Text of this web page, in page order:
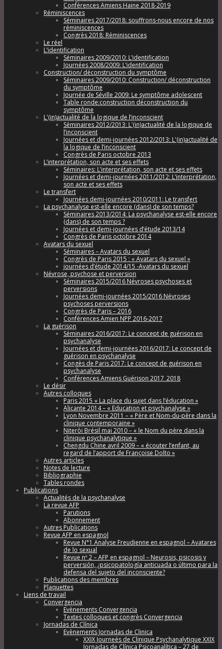
Conférences Amiens Haine 2018-2019
Réminiscences
Séminaires 2017/2018: souffrons-nous encore de nos
réminiscences
Congrès 2018: Réminiscences
Le réel
L’identification
Séminaires 2009/2010: L’identification
Journées 2008/2009: L’identification
Construction/ déconstruction du symptôme
Séminaires 2009/2010: Construction/ déconstruction
du symptôme
Journée de Séville 2009: Le symptôme adolescent
Table ronde:construction déconstruction du
symptôme
L'(in)actualité de la logique de l’inconscient
Séminaires 2012/2013: L'(in)actualité de la logique de
l’inconscient
Journées et demi-journées 2012/2013: L'(in)actualité de
la logique de l’inconscient
Congrès de Paris octobre 2013
L’interprétation, son acte et ses effets
Séminaires: L’interprétation, son acte et ses effets
Journées et demi-journées 2011/2012: L’interprétation,
son acte et ses effets
Le transfert
Journées demi-journées 2010/2011: Le transfert
La psychanalyse est-elle encore (dans) de son temps?
Séminaires 2013/2014: La psychanalyse est-elle encore
(dans) de son temps ?
Journées et demi-journées d’étude 2013/14
Congrès de Paris octobre 2014
Avatars du sexuel
Séminaires – Avatars du sexuel
Congrès de Paris 2015 : « Avatars du sexuel »
journées d’étude 2014/15 -Avatars du sexuel
Névrose, psychose et perversion
Séminaires 2015/2016 Névroses psychoses et
perversions
Journées demi-journées 2015/2016 Névroses
psychoses perversions
Congrès de Paris – 2016
Conférences Amien NPP 2016-2017
La guérison
Séminaires 2016/2017: Le concept de guérison en
psychanalyse
Journées et demi-journées 2016/2017: Le concept de
guérison en psychanalyse
Congès de Paris 2017: Le concept de guérison en
psychanalyse
Conférences Amiens Guérison 2017_2018
Le désir
Autres colloques
Paris 2015 « La place du sujet dans l’éducation »
Alicante 2014 – « Education et psychanalyse »
Lyon Novembre 2011 – « Père et Nom-du-père dans la
clinique contemporaine »
Niteròi Brésil mai 2010 – « le Nom du père dans la
clinique psychanalytique »
Chengdu Chine avril 2009 – « écouter l’enfant, au
regard de l’apport de Françoise Dolto »
Autres articles
Notes de lecture
Bibliographie
Tables rondes
Publications
Actualités de la psychanalyse
La revue AFP
Parutions
Abonnement
Autres Publications
Revue AFP en espagnol
Revue N°1 Analyse Freudienne en espagnol – Avatares
de lo sexual
Revue nº 2 – AFP en espagnol – Neurosis, psicosis y
perversión, ¿psicopatología anticuada o último para la
defensa del sujeto del inconsciente?
Publications des membres
Plaquettes
Liens de travail
Convergencia
Evènements Convergencia
Textes colloques et congrès Convergencia
Jornadas de Clínica
Evènements Jornadas de Clinica
XXIX Journeés de Clinique Psychanalytique XXIX
Jornadas de Clínica Psicoanalítica – 27 de